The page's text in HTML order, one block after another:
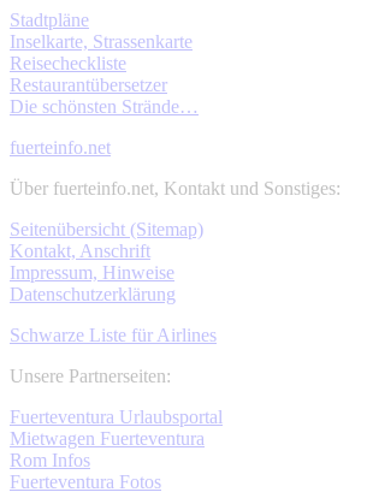
Stadtpläne
Inselkarte, Strassenkarte
Reisecheckliste
Restaurantübersetzer
Die schönsten Strände…
fuerteinfo.net
Über fuerteinfo.net, Kontakt und Sonstiges:
Seitenübersicht (Sitemap)
Kontakt, Anschrift
Impressum, Hinweise
Datenschutzerklärung
Schwarze Liste für Airlines
Unsere Partnerseiten:
Fuerteventura Urlaubsportal
Mietwagen Fuerteventura
Rom Infos
Fuerteventura Fotos